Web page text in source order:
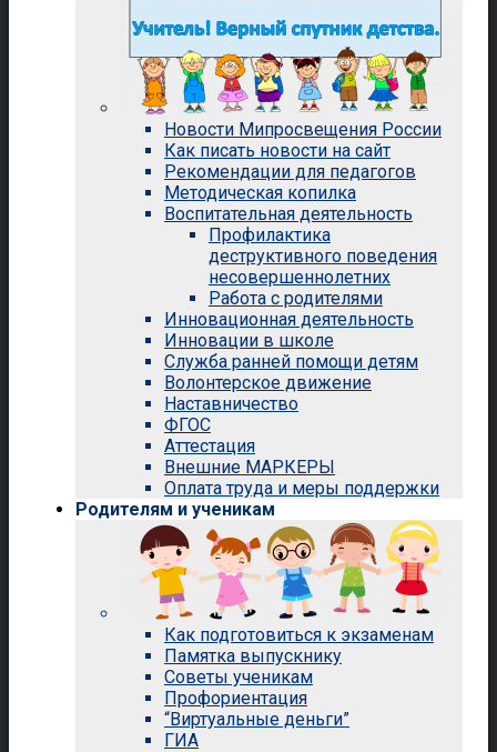
Новости Мипросвещения России
Как писать новости на сайт
Рекомендации для педагогов
Методическая копилка
Воспитательная деятельность
Профилактика
деструктивного поведения
несовершеннолетних
Работа с родителями
Инновационная деятельность
Инновации в школе
Служба ранней помощи детям
Волонтерское движение
Наставничество
ФГОС
Аттестация
Внешние МАРКЕРЫ
Оплата труда и меры поддержки
Родителям и ученикам
Как подготовиться к экзаменам
Памятка выпускнику
Советы ученикам
Профориентация
“Виртуальные деньги”
ГИА